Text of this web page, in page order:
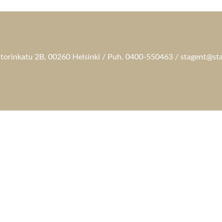
2B, 00260 Helsinki / Puh. 0400-550463 /